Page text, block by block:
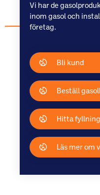
Vi har de
inom gasol och
företag.
Bli kund
Beställ
Hitta
Läs mer om